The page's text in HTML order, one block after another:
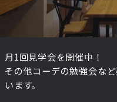
月1回見学会を開催中！
その他コーデの勉強会な
います。